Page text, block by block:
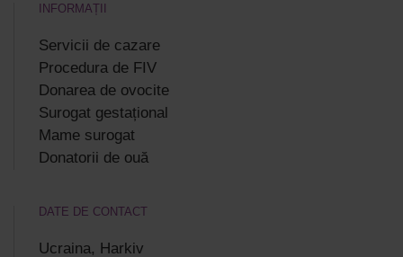
INFORMAȚII
Servicii de cazare
Procedura de FIV
Donarea de ovocite
Surogat gestațional
Mame surogat
Donatorii de ouă
DATE DE CONTACT
Ucraina, Harkiv